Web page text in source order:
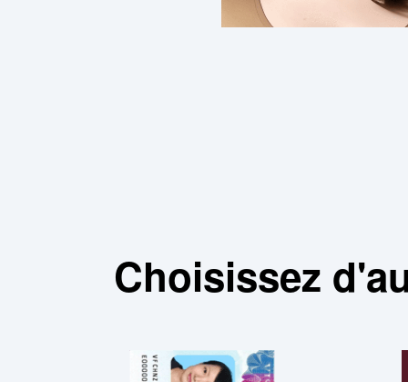
Choisissez